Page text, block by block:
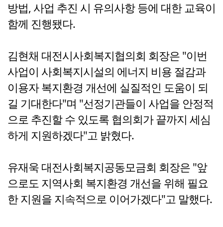
방법, 사업 추진 시 유의사항 등에 대한 교육이
함께 진행됐다.
김현채 대전시사회복지협의회 회장은 "이번
사업이 사회복지시설의 에너지 비용 절감과
이용자 복지환경 개선에 실질적인 도움이 되
길 기대한다"며 "선정기관들이 사업을 안정적
으로 추진할 수 있도록 협의회가 끝까지 세심
하게 지원하겠다"고 밝혔다.
유재욱 대전사회복지공동모금회 회장은 "앞
으로도 지역사회 복지환경 개선을 위해 필요
한 지원을 지속적으로 이어가겠다"고 말했다.